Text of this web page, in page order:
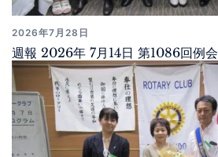
2026年7月28日
週報 2026年 7月14日 第1086回例会